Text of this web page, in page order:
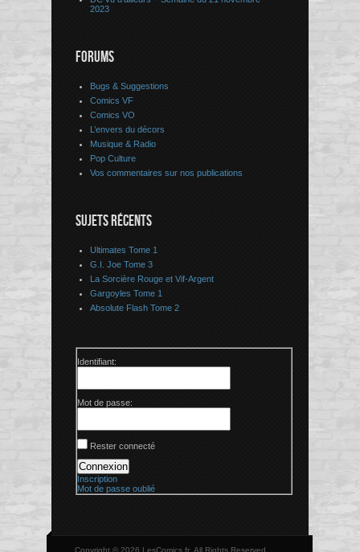
2023
FORUMS
Bugs & Suggestions
Comics VF
Comics VO
L’envers du décors
Musique & Radio
Pop Culture
Vos commentaires sur nos publications
SUJETS RÉCENTS
Ultimates Tome 1
G.I. Joe Tome 3
La Sorcière Rouge et Vif-Argent
Gargoyles Tome 1
Absolute Flash Tome 2
Identifiant:
Mot de passe:
Rester connecté
Connexion
Inscription
Mot de passe oublié
Copyright © 2026 LesComics.fr, All Rights Reserved.